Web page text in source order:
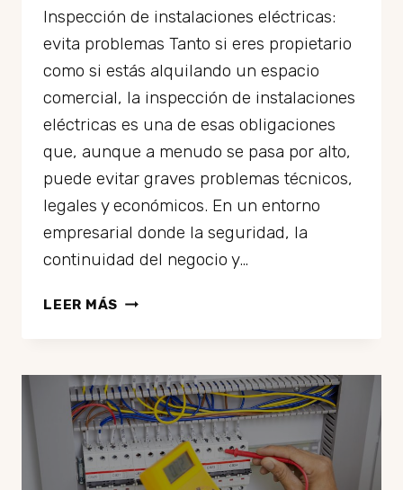
Inspección de instalaciones eléctricas:
evita problemas Tanto si eres propietario
como si estás alquilando un espacio
comercial, la inspección de instalaciones
eléctricas es una de esas obligaciones
que, aunque a menudo se pasa por alto,
puede evitar graves problemas técnicos,
legales y económicos. En un entorno
empresarial donde la seguridad, la
continuidad del negocio y…
LEER MÁS ¿CADA
UNA
INSPECCIÓN
DE
INSTALACIONES
ELÉCTRICAS